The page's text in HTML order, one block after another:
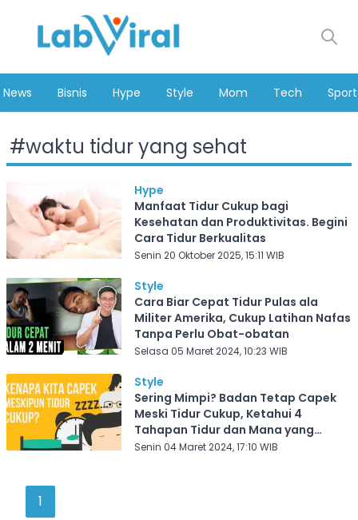
News Bisnis Hype Style Mom Tech Sport
#waktu tidur yang sehat
Hype
Manfaat Tidur Cukup bagi
Kesehatan dan Produktivitas. Begini
Cara Tidur Berkualitas
Senin 20 Oktober 2025, 15:11 WIB
Style
Cara Biar Cepat Tidur Pulas ala
Militer Amerika, Cukup Latihan Nafas
Tanpa Perlu Obat-obatan
Selasa 05 Maret 2024, 10:23 WIB
Style
Sering Mimpi? Badan Tetap Capek
Meski Tidur Cukup, Ketahui 4
Tahapan Tidur dan Mana yang
Sering Kamu Langgar
Senin 04 Maret 2024, 17:10 WIB
1